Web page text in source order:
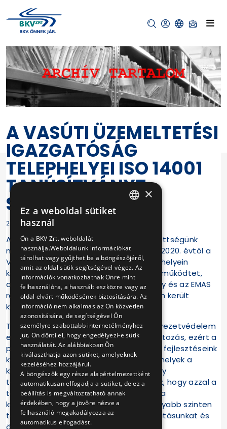
A VASÚTI ÜZEMELTETÉSI
IGAZGATÓSÁG
TELEPHELYEI ISO 14001
TANÚSÍTVÁNYT
SZEREZTEK
2020-07-02 14:09:55
A környezetvédelem melletti elkötelezettségünk
megerősítése érdekében Társaságunk 2020. évtől a
Vasúti Üzemeltetési Igazgatóság telephelyein
környezetközpontú irányítási rendszert működtet,
amely az MSZ EN ISO 14001:2015 szabvány és az EMAS
rendelet követelményeinek megfelelően került
kiépítésre.
Tudatában vagyunk annak, hogy a környezetvédelem
egyik legjelentősebb kihívása a klímaváltozás, ezért a
problémát magunkénak érezve jövőbeli fejlesztéseink
között olyan célokat határozunk meg, melyek a
klímavédelmet is szolgálják. Célunk, hogy
tevékenységeinket oly módon végezzük, hogy azzal a
természeti erőforrások használatát és a
környezetterhelést a lehető legalacsonyabb szinten
tartsuk, ezáltal csökkentve CO2 kibocsátásunkat és
ökológiai lábnyomunkat.
×
Ez a weboldal sütiket
használ
Ön a BKV Zrt. weboldalát
használja.Weboldalunk információkat
tárolhat vagy gyűjthet be a böngészőjéről,
amit az oldal sütik segítségével végez. Az
információk vonatkozhatnak Önre mint
felhasználóra, a használt eszközre vagy az
oldal elvárt működésének biztosítására. Az
információ nem alkalmas az Ön közvetlen
azonosítására, de segítségével Ön
személyre szabottabb internetélményhez
jut. Ön dönti el, hogy engedélyezi-e sütik
használatát. Az alábbiakban Ön
kiválaszthatja azon sütiket, amelyeknek
kezeléséhez hozzájárul.
A böngészők egy része alapértelmezettként
automatikusan elfogadja a sütiket, de ez a
beállítás is megváltoztatható annak
érdekében, hogy a jövőre nézve a
felhasználó megakadályozza az
automatikus elfogadást.